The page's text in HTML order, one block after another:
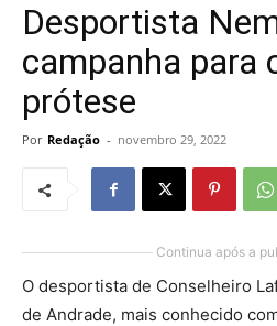
Desportista
campanha para
prótese
Por Redação - novembro 29, 2022
Continua após a
O desportista de Conselheiro
de Andrade, mais conhecido